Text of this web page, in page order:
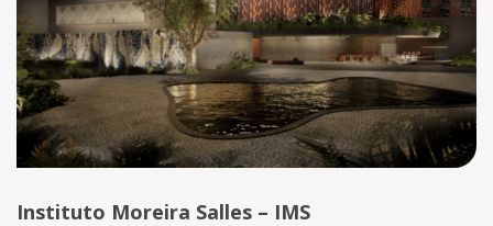
Instituto Moreira Salles – IMS